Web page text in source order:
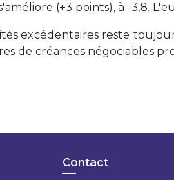
(+3 points), à -3,8.
excédentaires reste
de créances négociables
Contact